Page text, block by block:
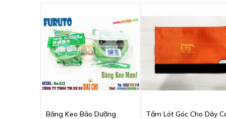
Băng Keo Bảo Dưỡng
Tấm Lót Góc Cho Dây